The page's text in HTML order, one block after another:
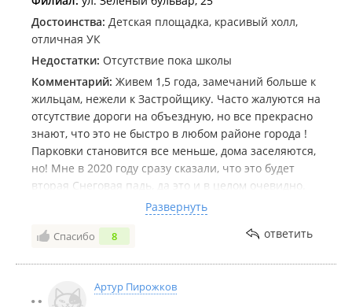
будет построен выезд на объездную дорогу -
малоприятное соседство.
Достоинства: Детская площадка, красивый холл,
отличная УК
Недостатки: Отсутствие пока школы
Комментарий: Живем 1,5 года, замечаний больше к
жильцам, нежели к Застройщику. Часто жалуются на
отсутствие дороги на объездную, но все прекрасно
знают, что это не быстро в любом районе города !
Парковки становится все меньше, дома заселяются,
но! Мне в 2020 году сразу сказали, что это будет
вторая Снеговая падь, да это и в целом очевидно.
Люди почему-то берут и подальше и подешевле и
чтоб ДОРОГО_БОГАТО, но при этом ИДЕАЛЬНО ВО
ВСЕМ! Могут начать писать, что сейчас не так уж и
очень нравится двор, все спокойно и безопасно, с
Развернуть
Спасибо 8 ответить
Артур Пирожков